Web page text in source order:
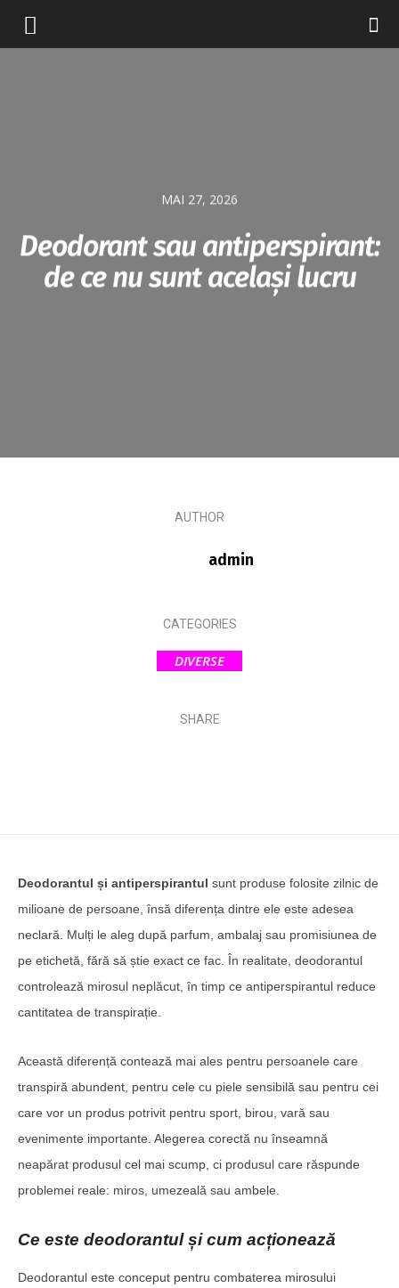
MAI 27, 2026
Deodorant sau antiperspirant:
de ce nu sunt același lucru
AUTHOR
admin
CATEGORIES
DIVERSE
SHARE
Deodorantul și antiperspirantul sunt produse folosite zilnic de
milioane de persoane, însă diferența dintre ele este adesea
neclară. Mulți le aleg după parfum, ambalaj sau promisiunea de
pe etichetă, fără să știe exact ce fac. În realitate, deodorantul
controlează mirosul neplăcut, în timp ce antiperspirantul reduce
cantitatea de transpirație.
Această diferență contează mai ales pentru persoanele care
transpiră abundent, pentru cele cu piele sensibilă sau pentru cei
care vor un produs potrivit pentru sport, birou, vară sau
evenimente importante. Alegerea corectă nu înseamnă
neapărat produsul cel mai scump, ci produsul care răspunde
problemei reale: miros, umezeală sau ambele.
Ce este deodorantul și cum acționează
Deodorantul este conceput pentru combaterea mirosului